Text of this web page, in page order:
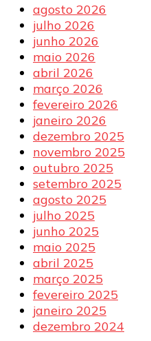
agosto 2026
julho 2026
junho 2026
maio 2026
abril 2026
março 2026
fevereiro 2026
janeiro 2026
dezembro 2025
novembro 2025
outubro 2025
setembro 2025
agosto 2025
julho 2025
junho 2025
maio 2025
abril 2025
março 2025
fevereiro 2025
janeiro 2025
dezembro 2024